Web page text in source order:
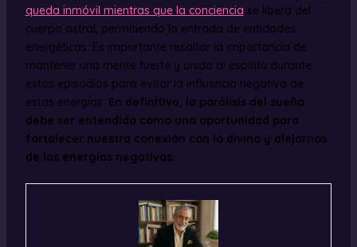
queda inmóvil mientras que la conciencia se libera del
cuerpo astral, permitiendo la entrada de entidades
energéticas. Es importante resaltar la importancia de
mantener una mente fuerte y unida al espíritu durante
estos episodios para evitar la influencia negativa de
estas energías. En definitiva, la parálisis del sueño
debe ser entendida como una oportunidad para
fortalecer nuestra conexión con lo divino y alejarnos
de las energías negativas.